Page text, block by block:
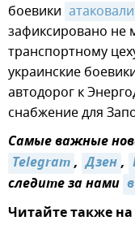
боевики
зафиксировано не
транспортному
украинские
автодорог к
снабжение для
Самые важные
Telegram, Дзен,
следите за нами
Читайте также